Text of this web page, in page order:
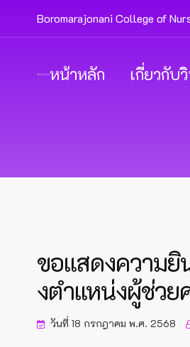
Boromarajonani College of
หน้าหลัก เกี่ยวกับ
ขอแสดงความยิ
งตำแหน่งผู้ช่วย
วันที่ 18 กรกฎาคม พ.ศ. 2568